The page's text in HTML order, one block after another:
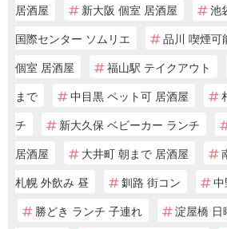
居酒屋
新大阪 個室 居酒屋
池
国際センター ソムリエ
品川 喫煙可
個室 居酒屋
福山駅 テイクアウト
まで
中目黒 ペット可 居酒屋
チ
新大久保 ベビーカー ランチ
居酒屋
大井町 朝まで 居酒屋
札幌 外飲み 昼
釧路 街コン
勝どき ランチ 子連れ
淀屋橋 日